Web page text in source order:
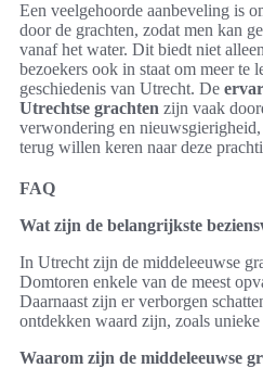
Een veelgehoorde aanbeveling is
door de grachten, zodat men kan
vanaf het water. Dit biedt niet
bezoekers ook in staat om meer te
geschiedenis van Utrecht. De
Utrechtse grachten zijn vaak
verwondering en
terug willen keren naar deze
FAQ
Wat zijn de belangrijkste
In Utrecht zijn de middeleeuwse
Domtoren enkele van de meest
Daarnaast zijn er verborgen
ontdekken waard zijn, zoals
Waarom zijn de middeleeuwse